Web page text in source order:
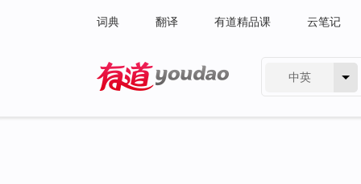
词典 翻译 有道精品课 云笔记
中英